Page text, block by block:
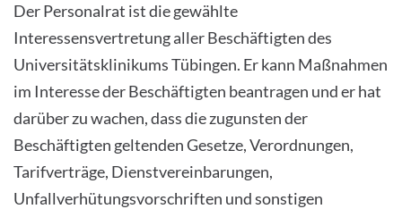
Der Personalrat ist die gewählte
Interessensvertretung aller Beschäftigten des
Universitätsklinikums Tübingen. Er kann Maßnahmen
im Interesse der Beschäftigten beantragen und er hat
darüber zu wachen, dass die zugunsten der
Beschäftigten geltenden Gesetze, Verordnungen,
Tarifverträge, Dienstvereinbarungen,
Unfallverhütungsvorschriften und sonstigen